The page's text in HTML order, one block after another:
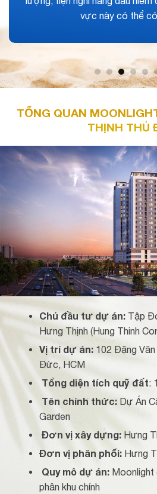
lành của dự án được
TỔNG QUAN
THỊNH THỦ
Chủ đầu tư dự án:Tập
Hưng Thịnh (Hung Thinh
Vị trí dự án:102 Đặng Văn
Đức, HCM
Tổng diện tích quỹ đất:
Tên chính thức:Dự Án
Garden
Đơn vị xây dựng:Hưng
Đơn vị phân phối: Hưng
Quy mô dự án:Moonlight
phân khu chính